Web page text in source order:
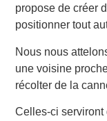
propose de créer
positionner tout
Nous nous
une voisine
récolter de la
Celles-ci serviront